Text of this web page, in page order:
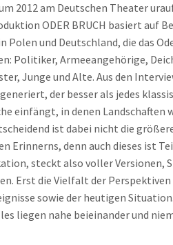
2012 am Deutschen Theater
ODER BRUCH basiert auf
Polen und Deutschland, die das
Politiker, Armeeangehörige,
Junge und Alte. Aus den
der besser als jedes
einfängt, in denen Landschaften
ist dabei nicht die
Erinnerns, denn auch dieses ist
steckt also voller Versionen,
Erst die Vielfalt der
sowie der heutigen
liegen nahe beieinander und